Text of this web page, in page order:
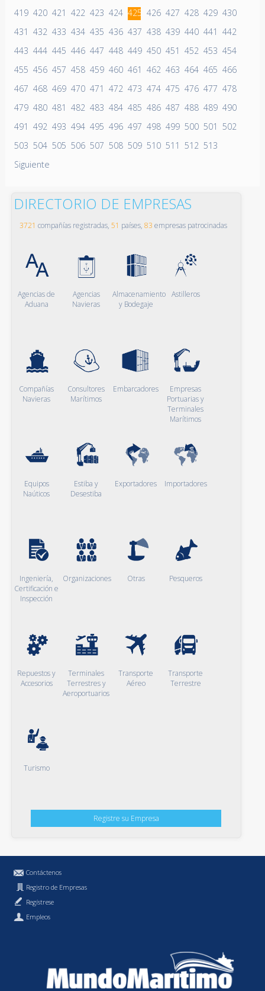
419 420 421 422 423 424 425 426 427 428 429 430
431 432 433 434 435 436 437 438 439 440 441 442
443 444 445 446 447 448 449 450 451 452 453 454
455 456 457 458 459 460 461 462 463 464 465 466
467 468 469 470 471 472 473 474 475 476 477 478
479 480 481 482 483 484 485 486 487 488 489 490
491 492 493 494 495 496 497 498 499 500 501 502
503 504 505 506 507 508 509 510 511 512 513
Siguiente
DIRECTORIO DE EMPRESAS
3721 compañías registradas, 51 países, 83 empresas patrocinadas
Agencias de
Aduana
Agencias
Navieras
Almacenamiento
y Bodegaje
Astilleros
Compañías
Navieras
Consultores
Marítimos
Embarcadores
Empresas
Portuarias y
Terminales
Marítimos
Equipos
Naúticos
Estiba y
Desestiba
Exportadores Importadores
Ingeniería,
Certificación e
Inspección
Organizaciones Otras Pesqueros
Repuestos y
Accesorios
Terminales
Terrestres y
Aeroportuarios
Transporte
Aéreo
Transporte
Terrestre
Turismo
Registre su Empresa
Contáctenos
Registro de Empresas
Regístrese
Empleos